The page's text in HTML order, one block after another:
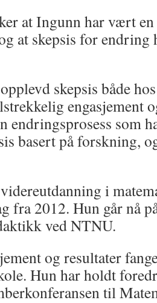
at Ingunn har vært
at skepsis for endring
skepsis både
engasjement
endringsprosess som
basert på forskning,
i
fra 2012. Hun går nå
ved NTNU.
og resultater
Hun har holdt
til